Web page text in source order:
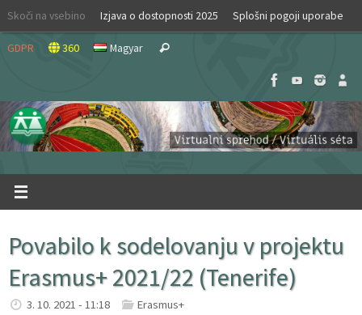
Skip
content
Skoči na vsebino Izjava o dostopnosti 2025 Splošni pogoji uporabe
GDPR 360 Magyar Search
Povabilo k sodelovanju v projektu
Erasmus+ 2021/22 (Tenerife)
3. 10. 2021 - 11:18 Erasmus+